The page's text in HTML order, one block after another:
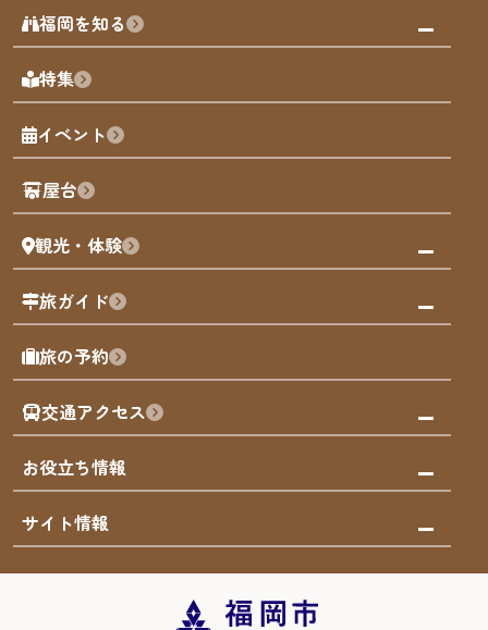
みんなの旅行記
天神エリア
博多旧市街
福岡城
歴史・文化
福岡を知る
福岡の見どころ
福岡の魅力
観光カレンダー
観光PR動画
まち歩き
福岡グルメ
福岡を楽しむ
福岡のアート
福岡のナイトタイム
福岡の歴史・文化
サステナブルツーリズム
福岡検定
よかなび音声ガイド
特集
イベント
屋台
観光・体験
観る・遊ぶ
屋台
買う
体験
泊まる
旅ガイド
モデルコース
AIおまかせコース
オリジナルプラン
みんなの旅行記
旅の予約
交通アクセス
市内交通ガイド
お得なチケット
お役立ち情報
お知らせ
災害情報
サイト情報
まち歩き・体験プログラム掲載申込